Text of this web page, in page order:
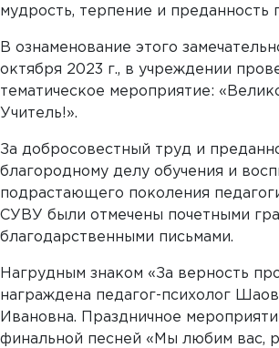
мудрость, терпение и преданность
В ознаменование этого
октября 2023 г., в учреждении
тематическое мероприятие:
Учитель!».
За добросовестный труд и
благородному делу обучения и
подрастающего поколения
СУВУ были отмечены почетными
благодарственными письмами.
Нагрудным знаком «За верность
награждена педагог-психолог
Ивановна. Праздничное
финальной песней «Мы любим вас,